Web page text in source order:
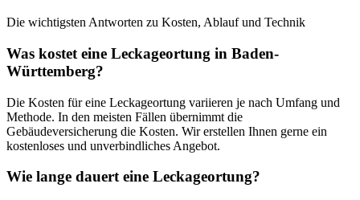
Die wichtigsten Antworten zu Kosten, Ablauf und Technik
Was kostet eine Leckageortung in Baden-
Württemberg?
Die Kosten für eine Leckageortung variieren je nach Umfang und
Methode. In den meisten Fällen übernimmt die
Gebäudeversicherung die Kosten. Wir erstellen Ihnen gerne ein
kostenloses und unverbindliches Angebot.
Wie lange dauert eine Leckageortung?